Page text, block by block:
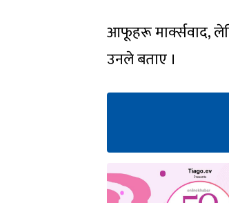
आफूहरू मार्क्सवाद,
उनले बताए ।